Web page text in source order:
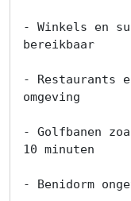
- Winkels en
bereikbaar
- Restaurants
omgeving
- Golfbanen
10 minuten
- Benidorm